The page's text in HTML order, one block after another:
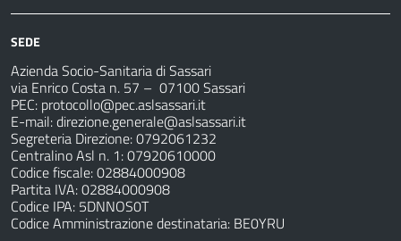
SEDE
Azienda Socio-Sanitaria di Sassari
via Enrico Costa n. 57 – 07100 Sassari
PEC: protocollo@pec.aslsassari.it
E-mail:direzione.generale@aslsassari.it
Segreteria Direzione: 0792061232
Centralino Asl n. 1: 07920610000
Codice fiscale: 02884000908
Partita IVA: 02884000908
Codice IPA: 5DNNOS0T
Codice Amministrazione destinataria: BE0YRU